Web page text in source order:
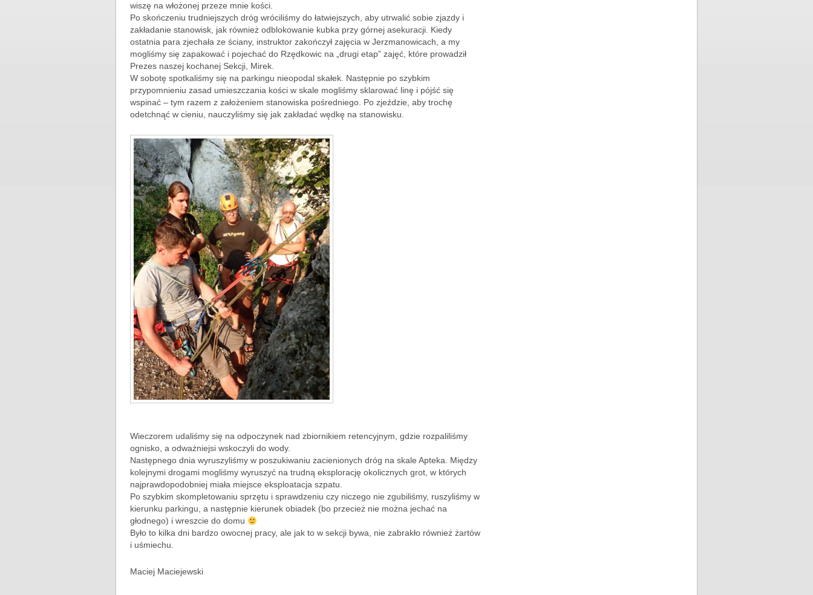
wiszę na włożonej przeze mnie kości.
Po skończeniu trudniejszych dróg wróciliśmy do łatwiejszych, aby utrwalić sobie zjazdy i
zakładanie stanowisk, jak również odblokowanie kubka przy górnej asekuracji. Kiedy
ostatnia para zjechała ze ściany, instruktor zakończył zajęcia w Jerzmanowicach, a my
mogliśmy się zapakować i pojechać do Rzędkowic na „drugi etap” zajęć, które prowadził
Prezes naszej kochanej Sekcji, Mirek.
W sobotę spotkaliśmy się na parkingu nieopodal skałek. Następnie po szybkim
przypomnieniu zasad umieszczania kości w skale mogliśmy sklarować linę i pójść się
wspinać – tym razem z założeniem stanowiska pośredniego. Po zjeździe, aby trochę
odetchnąć w cieniu, nauczyliśmy się jak zakładać wędkę na stanowisku.
Wieczorem udaliśmy się na odpoczynek nad zbiornikiem retencyjnym, gdzie rozpaliliśmy
ognisko, a odważniejsi wskoczyli do wody.
Następnego dnia wyruszyliśmy w poszukiwaniu zacienionych dróg na skale Apteka. Między
kolejnymi drogami mogliśmy wyruszyć na trudną eksplorację okolicznych grot, w których
najprawdopodobniej miała miejsce eksploatacja szpatu.
Po szybkim skompletowaniu sprzętu i sprawdzeniu czy niczego nie zgubiliśmy, ruszyliśmy w
kierunku parkingu, a następnie kierunek obiadek (bo przecież nie można jechać na
głodnego) i wreszcie do domu
Było to kilka dni bardzo owocnej pracy, ale jak to w sekcji bywa, nie zabrakło również żartów
i uśmiechu.
Maciej Maciejewski